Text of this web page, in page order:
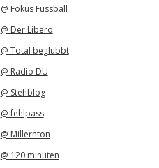
@ Fokus Fussball
@ Der Libero
@ Total beglubbt
@ Radio DU
@ Stehblog
@ fehlpass
@ Millernton
@ 120 minuten